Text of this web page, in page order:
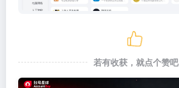
若有收获，就点个赞吧